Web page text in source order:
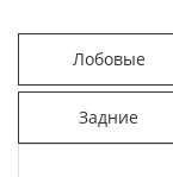
Лобовые
Задние